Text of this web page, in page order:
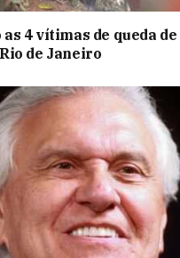
as 4 vítimas de queda de
de Janeiro